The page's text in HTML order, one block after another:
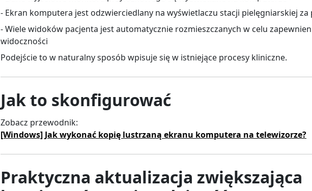
- Ekran komputera jest odzwierciedlany na wyświetlaczu stacji pielęgniarskiej
- Wiele widoków pacjenta jest automatycznie rozmieszczanych w celu
widoczności
Podejście to w naturalny sposób wpisuje się w istniejące procesy kliniczne.
Jak to skonfigurować
Zobacz przewodnik:
[Windows] Jak wykonać kopię lustrzaną ekranu komputera na telewizorze?
Praktyczna aktualizacja zwiększająca